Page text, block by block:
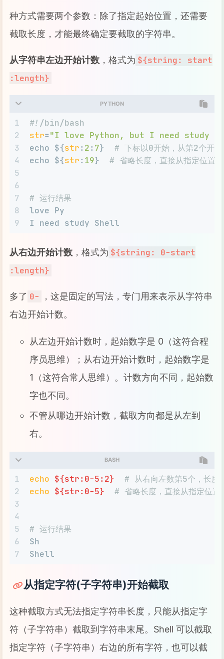
40
41
42
xy...lr
xy...lr
昵称xy...lr名字
种方式需要两个参数：除了指定起始位置，还需要
截取长度，才能最终确定要截取的字符串。
从字符串左边开始计数 ，格式为 ${string: start
:length}
PYTHON
1
2
3
4
5
6
7
8
9
#!/bin/bash
str="I love Python, but I need study
echo ${str : 2 : 7} # 下标以0开始，从第2个开
echo ${str : 19} # 省略长度，直接从指定位置
# 运行结果
love Py
I need study Shell
从右边开始计数 ，格式为 ${string: 0-start
:length}
多了 0-
，这是固定的写法，专门用来表示从字符串
右边开始计数。
从左边开始计数时，起始数字是 0（这符合程
序员思维）；从右边开始计数时，起始数字是
1（这符合常人思维）。计数方向不同，起始数
字也不同。
不管从哪边开始计数，截取方向都是从左到
右。
BASH
1
2
3
4
5
6
7
echo ${str:0-5:2}
# 从右向左数第5个，长度
echo ${str:0-5} # 省略长度，直接从指定位置
# 运行结果
Sh
Shell
从指定字符(子字符串)开始截取
这种截取方式无法指定字符串长度，只能从指定字
符（子字符串）截取到字符串末尾。Shell 可以截取
指定字符（子字符串）右边的所有字符，也可以截